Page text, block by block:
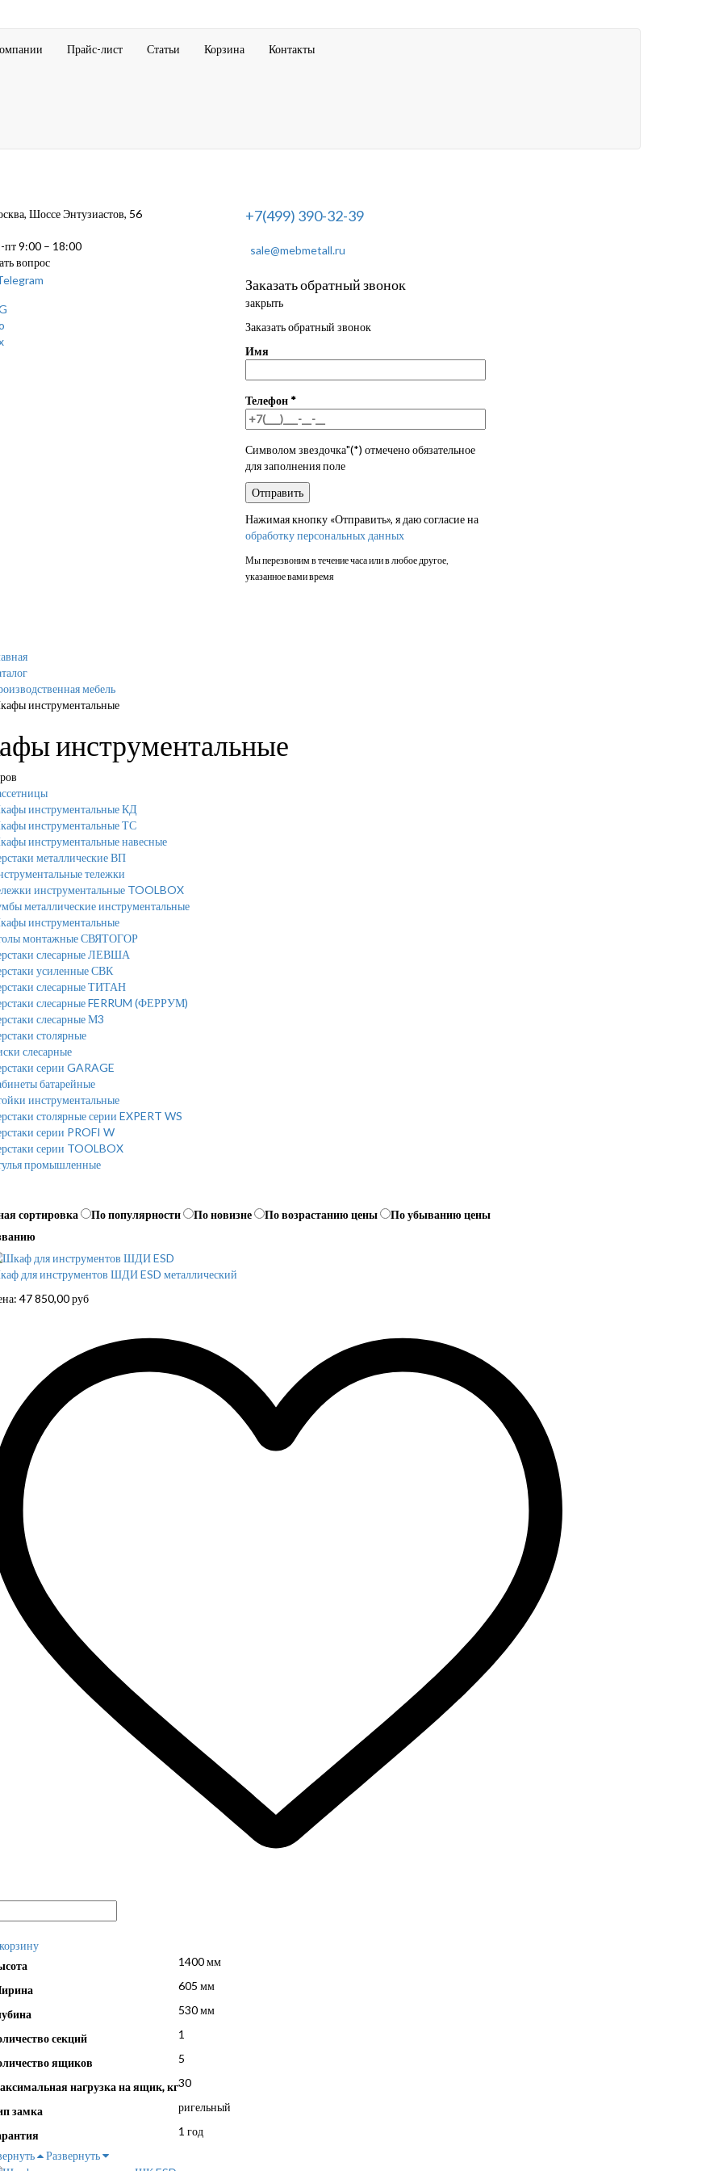
Прайс-лист Статьи Корзина Контакты
Шоссе Энтузиастов, 56
пт 9:00 – 18:00
вопрос
+7(499) 390-32-39
sale@mebmetall.ru
Заказать обратный звонок
закрыть
Заказать обратный звонок
Имя
Телефон *
Символом звездочка"(*) отмечено обязательное
для заполнения поле
Нажимая кнопку «Отправить», я даю согласие на
обработку персональных данных
Мы перезвоним в течение часа или в любое другое,
указанное вами время
мебель
инструментальные
инструментальные
инструментальные КД
инструментальные ТС
инструментальные навесные
металлические ВП
тележки
инструментальные TOOLBOX
металлические инструментальные
инструментальные
монтажные СВЯТОГОР
слесарные ЛЕВША
усиленные СВК
слесарные ТИТАН
слесарные FERRUM (ФЕРРУМ)
слесарные М3
столярные
слесарные
серии GARAGE
батарейные
инструментальные
столярные серии EXPERT WS
серии PROFI W
серии TOOLBOX
промышленные
сортировка По популярности По новизне По возрастанию цены
По убыванию цены
для инструментов ШДИ ESD металлический
47 850,00руб
1400 мм
605 мм
530 мм
секций 1
ящиков 5
нагрузка на ящик, кг30
замка ригельный
1 год
Развернуть